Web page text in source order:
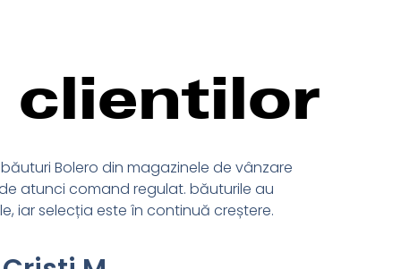
clientilor
Bolero din magazinele de vânzare
atunci comand regulat. băuturile au
iar selecția este în continuă creștere.